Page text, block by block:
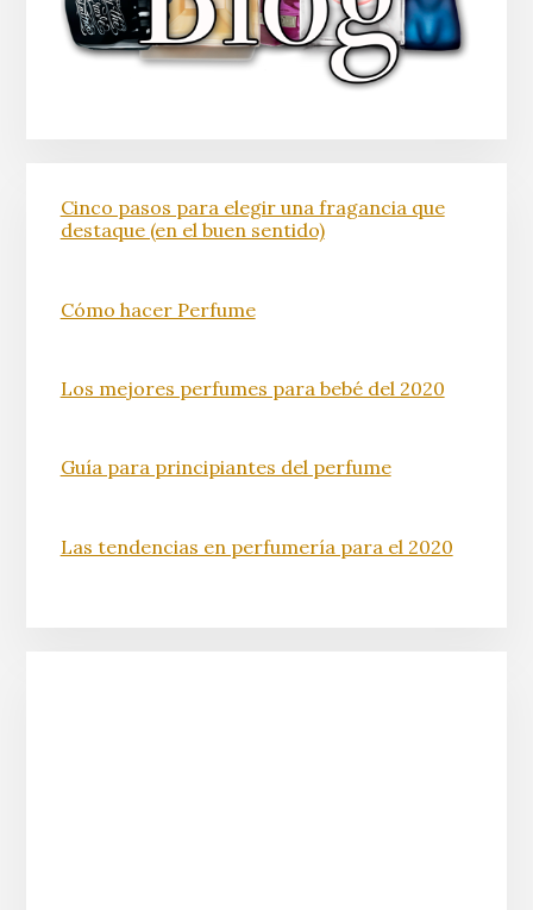
Cinco pasos para elegir una fragancia que
destaque (en el buen sentido)
Cómo hacer Perfume
Los mejores perfumes para bebé del 2020
Guía para principiantes del perfume
Las tendencias en perfumería para el 2020